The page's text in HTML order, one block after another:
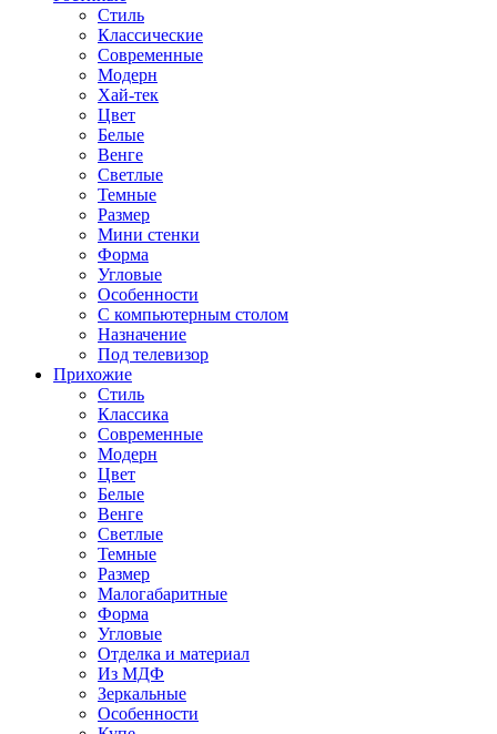
Стиль
Классические
Современные
Модерн
Хай-тек
Цвет
Белые
Венге
Светлые
Темные
Размер
Мини стенки
Форма
Угловые
Особенности
С компьютерным столом
Назначение
Под телевизор
Прихожие
Стиль
Классика
Современные
Модерн
Цвет
Белые
Венге
Светлые
Темные
Размер
Малогабаритные
Форма
Угловые
Отделка и материал
Из МДФ
Зеркальные
Особенности